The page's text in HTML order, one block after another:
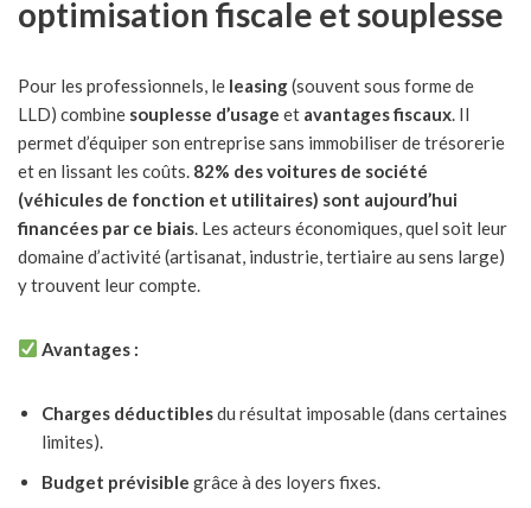
optimisation fiscale et souplesse
Pour les professionnels, le leasing(souvent sous forme de
LLD) combine souplesse d’usage et avantages fiscaux. Il
permet d’équiper son entreprise sans immobiliser de trésorerie
et en lissant les coûts. 82% des voitures de société
(véhicules de fonction et utilitaires) sont aujourd’hui
financées par ce biais. Les acteurs économiques, quel soit leur
domaine d’activité (artisanat, industrie, tertiaire au sens large)
y trouvent leur compte.
Avantages :
Charges déductiblesdu résultat imposable (dans certaines
limites).
Budget prévisible grâce à des loyers fixes.